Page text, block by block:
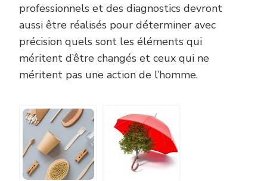
professionnels et des diagnostics devront
aussi être réalisés pour déterminer avec
précision quels sont les éléments qui
méritent d’être changés et ceux qui ne
méritent pas une action de l’homme.